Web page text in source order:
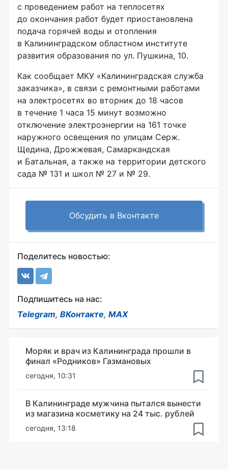
с проведением работ на теплосетях
до окончания работ будет приостановлена
подача горячей воды и отопления
в Калининградском областном институте
развития образования по ул. Пушкина, 10.
Как сообщает МКУ «Калининградская служба
заказчика», в связи с ремонтными работами
на электросетях во вторник до 18 часов
в течение 1 часа 15 минут возможно
отключение электроэнергии на 161 точке
наружного освещения по улицам Серж.
Щедина, Дрожжевая, Самаркандская
и Батальная, а также на территории детского
сада № 131 и школ № 27 и № 29.
Обсудить в Вконтакте
Поделитесь новостью:
Подпишитесь на нас:
Telegram, ВКонтакте, MAX
Моряк и врач из Калининграда прошли в
финал «Родников» Газмановых
сегодня, 10:31
В Калининграде мужчина пытался вынести
из магазина косметику на 24 тыс. рублей
сегодня, 13:18